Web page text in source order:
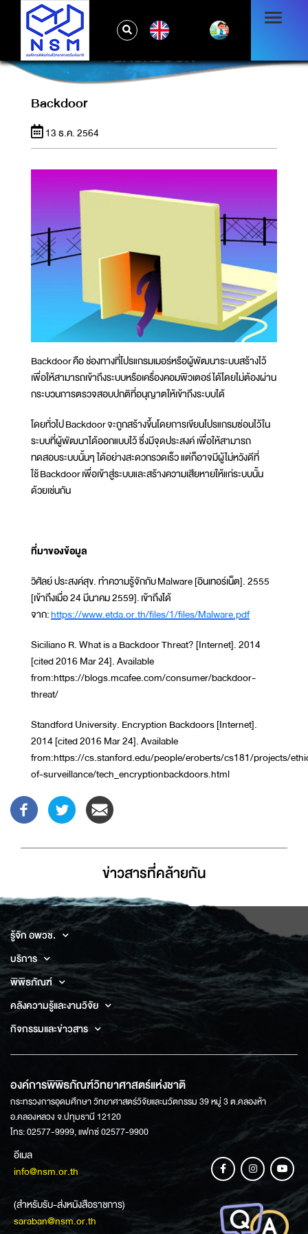
BACKDOOR
Backdoor
13 ธ.ค. 2564
Backdoor คือ ช่องทางที่โปรแกรมเมอร์หรือผู้พัฒนาระบบสร้างไว้
เพื่อให้สามารถเข้าถึงระบบหรือเครื่องคอมพิวเตอร์ได้โดยไม่ต้องผ่าน
กระบวนการตรวจสอบปกติที่อนุญาตให้เข้าถึงระบบได้
โดยทั่วไป Backdoor จะถูกสร้างขึ้นโดยการเขียนโปรแกรมซ่อนไว้ใน
ระบบที่ผู้พัฒนาได้ออกแบบไว้ ซึ่งมีจุดประสงค์ เพื่อให้สามารถ
ทดสอบระบบนั้นๆ ได้อย่างสะดวกรวดเร็ว แต่ก็อาจมีผู้ไม่หวังดีที่
ใช้ Backdoor เพื่อเข้าสู่ระบบและสร้างความเสียหายให้แก่ระบบนั้น
ด้วยเช่นกัน
ที่มาของข้อมูล
วิศัลย์ ประสงค์สุข. ทำความรู้จักกับ Malware [อินเทอร์เน็ต]. 2555
[เข้าถึงเมื่อ 24 มีนาคม 2559]. เข้าถึงได้
จาก:https://www.etda.or.th/files/1/files/Malware.pdf
Siciliano R. What is a Backdoor Threat? [Internet]. 2014
[cited 2016 Mar 24]. Available
from:https://blogs.mcafee.com/consumer/backdoor-
threat/
Standford University. Encryption Backdoors [Internet].
2014 [cited 2016 Mar 24]. Available
from:https://cs.stanford.edu/people/eroberts/cs181/projects/
of-surveillance/tech_encryptionbackdoors.html
ข่าวสารที่่คล้ายกัน
รู้จัก อพวช.
บริการ
พิพิธภัณฑ์
คลังความรู้และงานวิจัย
กิจกรรมและข่าวสาร
องค์การพิพิธภัณฑ์วิทยาศาสตร์แห่งชาติ
กระทรวงการอุดมศึกษา วิทยาศาสตร์วิจัยและนวัตกรรม 39 หมู่ 3 ต.คลองห้า
อ.คลองหลวง จ.ปทุมธานี 12120
โทร: 02577-9999, แฟกซ์ 02577-9900
อีเมล
info@nsm.or.th
(สำหรับรับ-ส่งหนังสือราชการ)
saraban@nsm.or.th